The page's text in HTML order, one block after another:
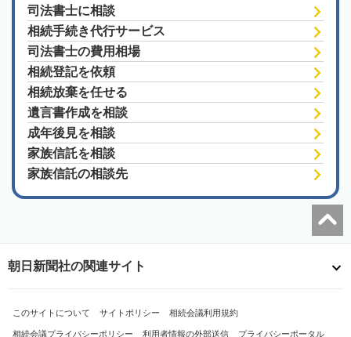
司法書士に相談
相続手続き代行サービス
司法書士の費用相場
相続登記を依頼
相続放棄を任せる
遺言書作成を相談
成年後見を相談
家族信託を相談
家族信託の相談先
朝日新聞社の関連サイト
このサイトについて サイトポリシー 相続会議利用規約
相続会議プライバシーポリシー 利用者情報の外部送信 プライバシーポータル